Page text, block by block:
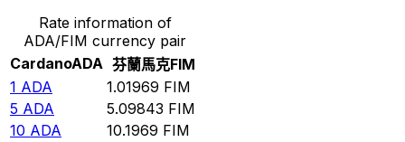
Rate information of
ADA/FIM currency pair
CardanoADA 芬蘭馬克FIM
1 ADA 1.01969 FIM
5 ADA 5.09843 FIM
10 ADA 10.1969 FIM